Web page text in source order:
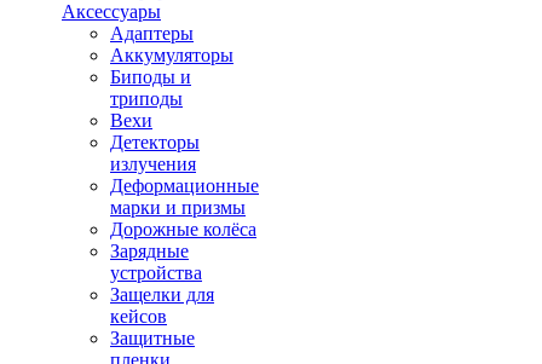
Аксессуары
Адаптеры
Аккумуляторы
Биподы и
триподы
Вехи
Детекторы
излучения
Деформационные
марки и призмы
Дорожные колёса
Зарядные
устройства
Защелки для
кейсов
Защитные
пленки